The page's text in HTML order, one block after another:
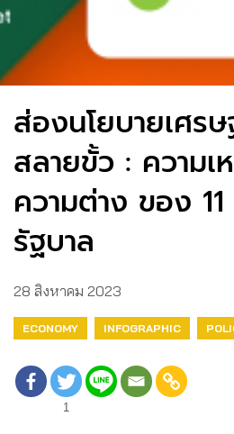
ส่องนโยบายเศร
สลายขั้ว : ความเ
ความต่าง ของ
รัฐบาล
28 สิงหาคม 2023
ECONOMY INFOGRAPHIC
1